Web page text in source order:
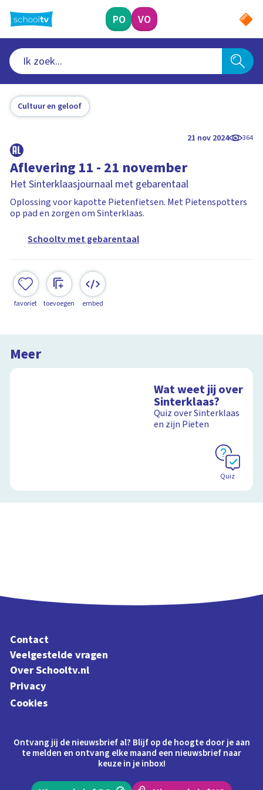
naar
hoofdinhoud
PO VO
Cultuur en geloof
21 nov 2024 364
Aflevering 11 - 21 november
Het Sinterklaasjournaal met gebarentaal
Oplossing voor kapotte Pietenfietsen. Met Pietenspotters
op pad en zorgen om Sinterklaas.
Schooltv met gebarentaal
favoriet toevoegen embed
Meer
Wat weet jij over
Sinterklaas?
Quiz over Sinterklaas
en zijn Pieten
Quiz
Contact
Veelgestelde vragen
Over Schooltv.nl
Privacy
Cookies
Ontvang jij de nieuwsbrief al? Blijf op de hoogte door je aan
te melden en ontvang elke maand een nieuwsbrief naar
keuze in je inbox!